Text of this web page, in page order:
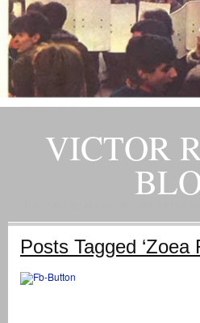
VICTOR
Posts Tagged ‘Zoea